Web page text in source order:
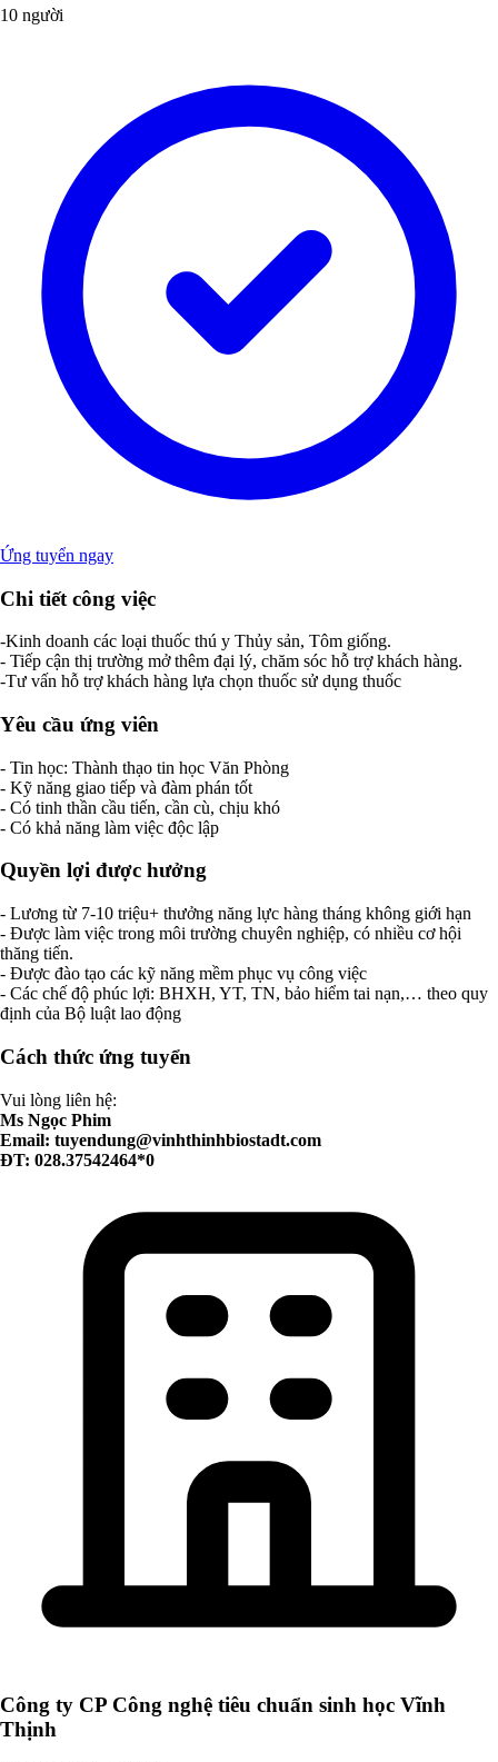
10 người
Ứng tuyển ngay
Chi tiết công việc
-Kinh doanh các loại thuốc thú y Thủy sản, Tôm giống.
- Tiếp cận thị trường mở thêm đại lý, chăm sóc hỗ trợ khách hàng.
-Tư vấn hỗ trợ khách hàng lựa chọn thuốc sử dụng thuốc
Yêu cầu ứng viên
- Tin học: Thành thạo tin học Văn Phòng
- Kỹ năng giao tiếp và đàm phán tốt
- Có tinh thần cầu tiến, cần cù, chịu khó
- Có khả năng làm việc độc lập
Quyền lợi được hưởng
- Lương từ 7-10 triệu+ thưởng năng lực hàng tháng không giới hạn
- Được làm việc trong môi trường chuyên nghiệp, có nhiều cơ hội
thăng tiến.
- Được đào tạo các kỹ năng mềm phục vụ công việc
- Các chế độ phúc lợi: BHXH, YT, TN, bảo hiểm tai nạn,… theo quy
định của Bộ luật lao động
Cách thức ứng tuyển
Vui lòng liên hệ:
Ms Ngọc Phim
Email: tuyendung@vinhthinhbiostadt.com
ĐT: 028.37542464*0
Công ty CP Công nghệ tiêu chuẩn sinh học Vĩnh
Thịnh